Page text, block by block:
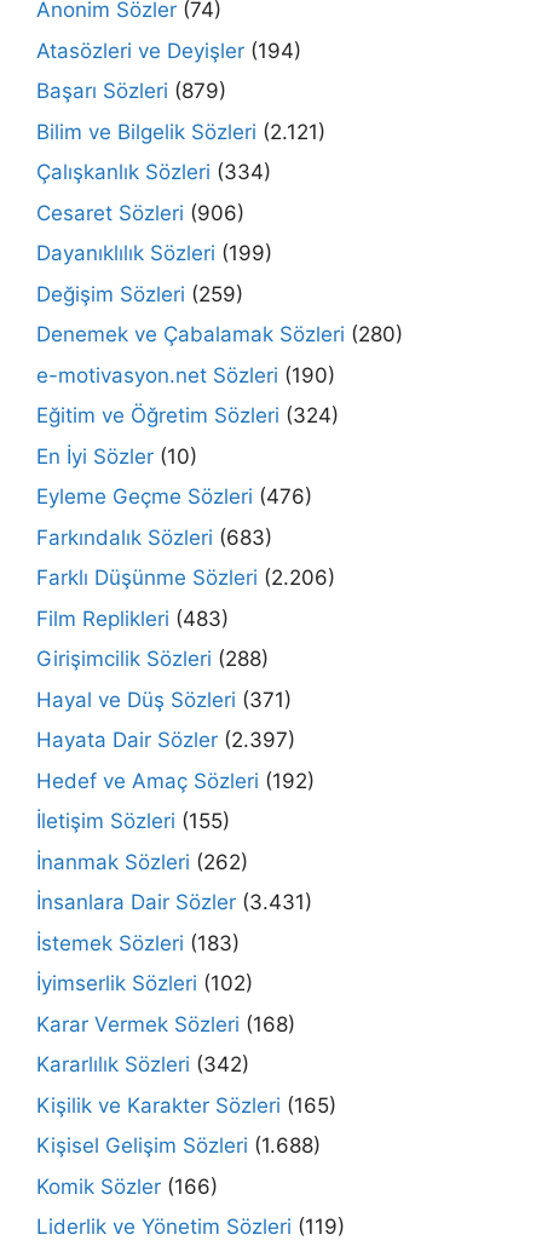
Anonim Sözler (74)
Atasözleri ve Deyişler (194)
Başarı Sözleri (879)
Bilim ve Bilgelik Sözleri (2.121)
Çalışkanlık Sözleri (334)
Cesaret Sözleri (906)
Dayanıklılık Sözleri (199)
Değişim Sözleri (259)
Denemek ve Çabalamak Sözleri (280)
e-motivasyon.net Sözleri (190)
Eğitim ve Öğretim Sözleri (324)
En İyi Sözler (10)
Eyleme Geçme Sözleri (476)
Farkındalık Sözleri (683)
Farklı Düşünme Sözleri (2.206)
Film Replikleri (483)
Girişimcilik Sözleri (288)
Hayal ve Düş Sözleri (371)
Hayata Dair Sözler (2.397)
Hedef ve Amaç Sözleri (192)
İletişim Sözleri (155)
İnanmak Sözleri (262)
İnsanlara Dair Sözler (3.431)
İstemek Sözleri (183)
İyimserlik Sözleri (102)
Karar Vermek Sözleri (168)
Kararlılık Sözleri (342)
Kişilik ve Karakter Sözleri (165)
Kişisel Gelişim Sözleri (1.688)
Komik Sözler (166)
Liderlik ve Yönetim Sözleri (119)